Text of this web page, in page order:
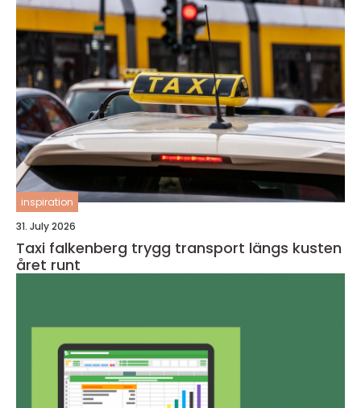
inspiration
31. July 2026
Taxi falkenberg trygg transport längs kusten
året runt